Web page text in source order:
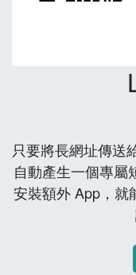
只要將長網址傳送
自動產生一個專屬
安裝額外 App，就